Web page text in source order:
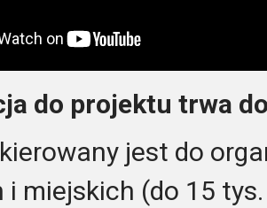
do projektu trwa
jest do
i miejskich (do 15